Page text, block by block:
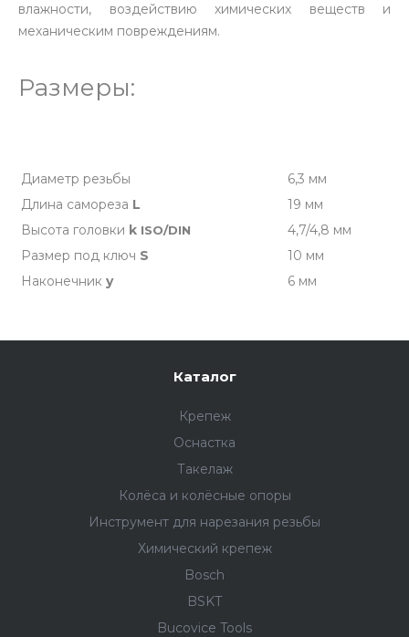
влажности, воздействию химических веществ и
механическим повреждениям.
Размеры:
Диаметр резьбы
6,3 мм
Длина самореза L
19 мм
Высота головки k ISO/DIN
4,7/4,8 мм
Размер под ключ S
10 мм
Наконечник y 6 мм
Каталог
Крепеж
Оснастка
Такелаж
Колёса и колëсные опоры
Инструмент для нарезания резьбы
Химический крепеж
Bosch
BSKT
Bucovice Tools